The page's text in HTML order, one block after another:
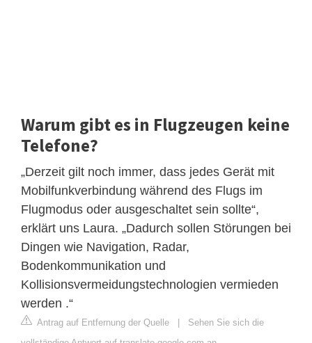
Warum gibt es in Flugzeugen keine
Telefone?
„Derzeit gilt noch immer, dass jedes Gerät mit
Mobilfunkverbindung während des Flugs im
Flugmodus oder ausgeschaltet sein sollte“,
erklärt uns Laura. „Dadurch sollen Störungen bei
Dingen wie Navigation, Radar,
Bodenkommunikation und
Kollisionsvermeidungstechnologien vermieden
werden .“
Antrag auf Entfernung der Quelle | Sehen Sie sich die